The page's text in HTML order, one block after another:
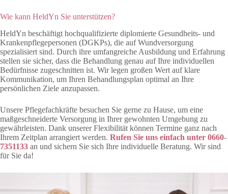
Wie kann HeldYn Sie unterstützen?
HeldYn beschäftigt hochqualifizierte diplomierte Gesundheits- und
Krankenpflegepersonen (DGKPs), die auf Wundversorgung
spezialisiert sind. Durch ihre umfangreiche Ausbildung und Erfahrung
stellen sie sicher, dass die Behandlung genau auf Ihre individuellen
Bedürfnisse zugeschnitten ist. Wir legen großen Wert auf klare
Kommunikation, um Ihren Behandlungsplan optimal an Ihre
persönlichen Ziele anzupassen.
Unsere Pflegefachkräfte besuchen Sie gerne zu Hause, um eine
maßgeschneiderte Versorgung in Ihrer gewohnten Umgebung zu
gewährleisten. Dank unserer Flexibilität können Termine ganz nach
Ihrem Zeitplan arrangiert werden. Rufen Sie uns einfach unter 0660-
7351133 an und sichern Sie sich Ihre individuelle Beratung. Wir sind
für Sie da!